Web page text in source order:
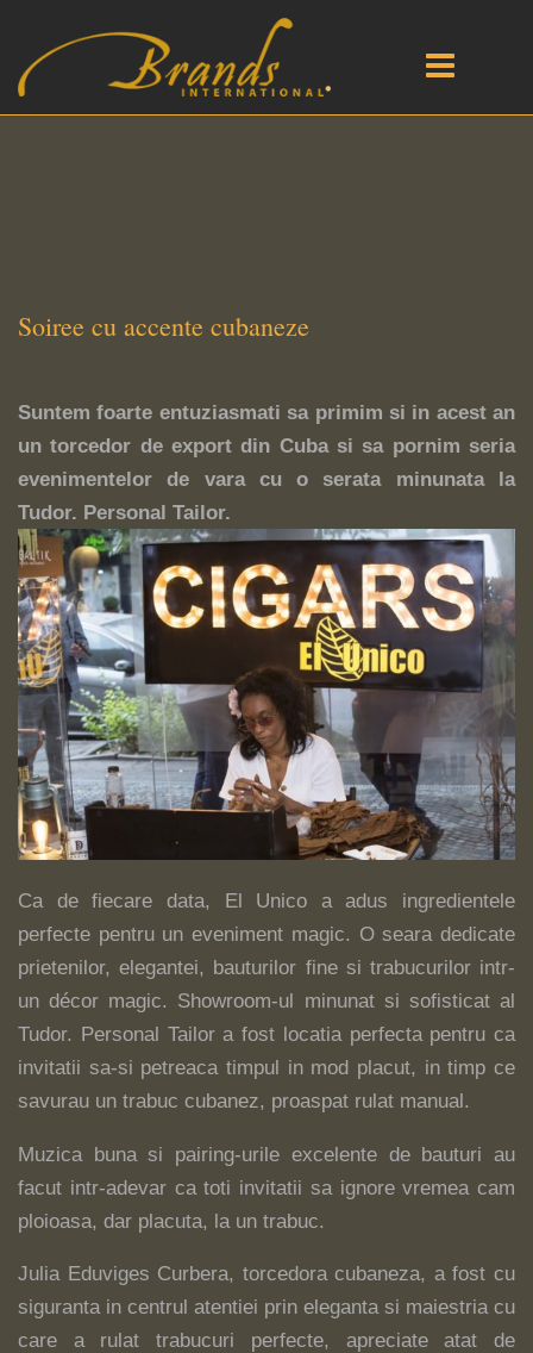
Soiree cu accente cubaneze
Suntem foarte entuziasmati sa primim si in acest an
un torcedor de export din Cuba si sa pornim seria
evenimentelor de vara cu o serata minunata la
Tudor. Personal Tailor.
Ca de fiecare data, El Unico a adus ingredientele
perfecte pentru un eveniment magic. O seara dedicate
prietenilor, elegantei, bauturilor fine si trabucurilor intr-
un décor magic. Showroom-ul minunat si sofisticat al
Tudor. Personal Tailor a fost locatia perfecta pentru ca
invitatii sa-si petreaca timpul in mod placut, in timp ce
savurau un trabuc cubanez, proaspat rulat manual.
Muzica buna si pairing-urile excelente de bauturi au
facut intr-adevar ca toti invitatii sa ignore vremea cam
ploioasa, dar placuta, la un trabuc.
Julia Eduviges Curbera, torcedora cubaneza, a fost cu
siguranta in centrul atentiei prin eleganta si maiestria cu
care a rulat trabucuri perfecte, apreciate atat de